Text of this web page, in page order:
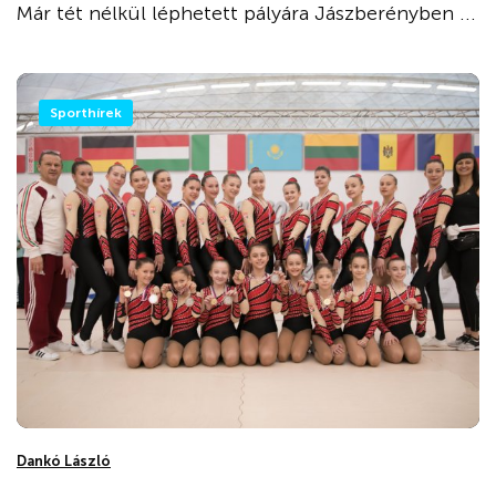
Már tét nélkül léphetett pályára Jászberényben ...
Sporthírek
Dankó László